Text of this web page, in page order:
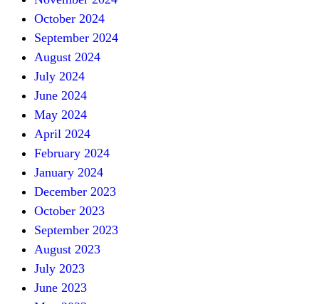
October 2024
September 2024
August 2024
July 2024
June 2024
May 2024
April 2024
February 2024
January 2024
December 2023
October 2023
September 2023
August 2023
July 2023
June 2023